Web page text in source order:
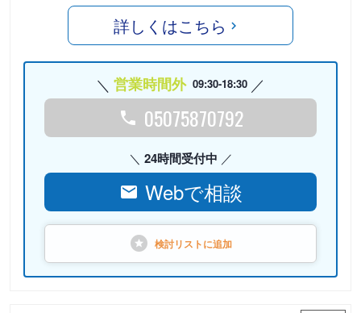
詳しくはこちら
営業時間外 09:30-18:30
05075870792
24時間受付中
Webで相談
検討リストに追加